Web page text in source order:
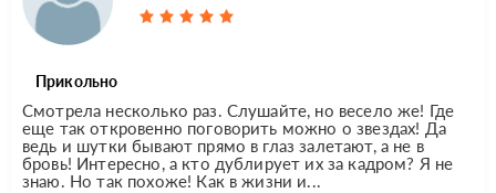
Прикольно
Смотрела несколько раз. Слушайте, но весело же! Где
еще так откровенно поговорить можно о звездах! Да
ведь и шутки бывают прямо в глаз залетают, а не в
бровь! Интересно, а кто дублирует их за кадром? Я не
знаю. Но так похоже! Как в жизни и...